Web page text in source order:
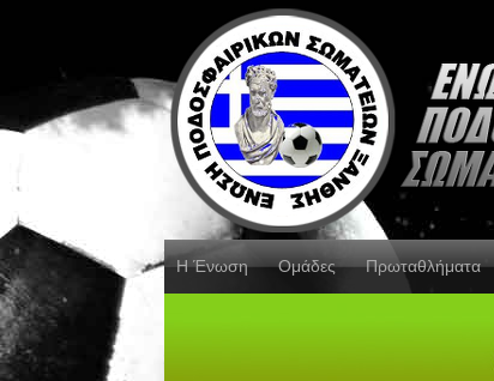
Η Ένωση Ομάδες Πρωταθλήματα